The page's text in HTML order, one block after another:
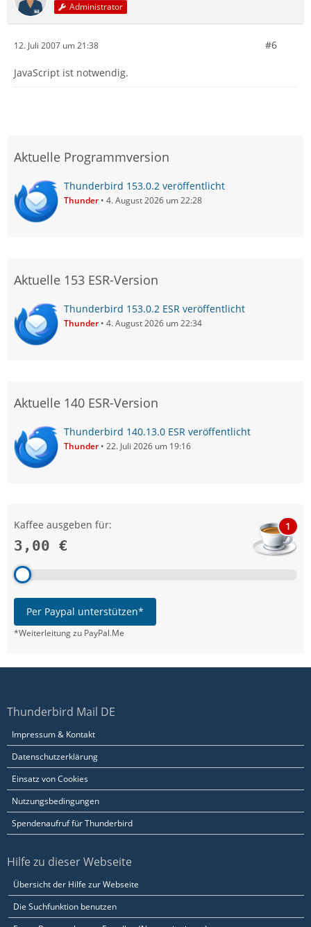
Administrator
12. Juli 2007 um 21:38 #6
JavaScript ist notwendig.
Aktuelle Programmversion
Thunderbird 153.0.2 veröffentlicht
Thunder 4. August 2026 um 22:28
Aktuelle 153 ESR-Version
Thunderbird 153.0.2 ESR veröffentlicht
Thunder 4. August 2026 um 22:34
Aktuelle 140 ESR-Version
Thunderbird 140.13.0 ESR veröffentlicht
Thunder 22. Juli 2026 um 19:16
Kaffee ausgeben für:
3,00 €
1
Per Paypal unterstützen*
*Weiterleitung zu PayPal.Me
Thunderbird Mail DE
Impressum & Kontakt
Datenschutzerklärung
Einsatz von Cookies
Nutzungsbedingungen
Spendenaufruf für Thunderbird
Hilfe zu dieser Webseite
Übersicht der Hilfe zur Webseite
Die Suchfunktion benutzen